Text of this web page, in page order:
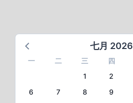
七月 2026
一 二 三 四
1
2
6
7 8 9